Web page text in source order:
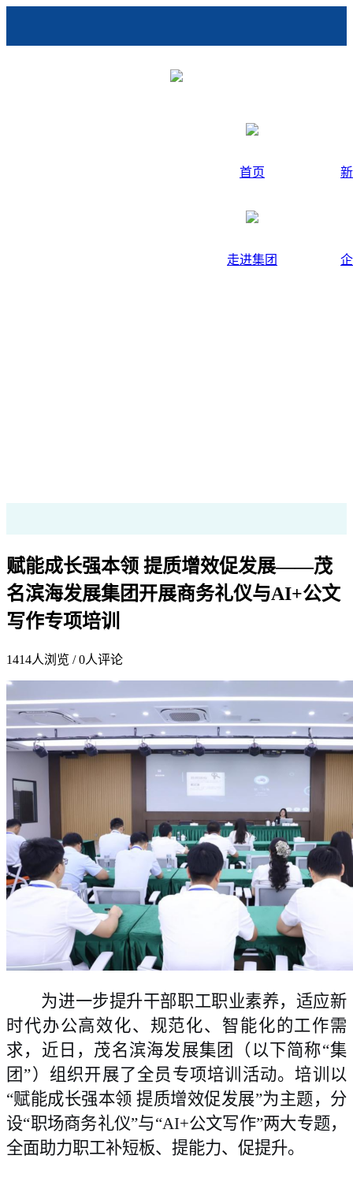
首页
走进集团
赋能成长强本领 提质增效促发展——茂
名滨海发展集团开展商务礼仪与AI+公文
写作专项培训
1414人浏览 /0人评论
为进一步提升干部职工职业素养， 适应新
时代办公高效化、规范化、智能化的工作需
求， 近日，茂名滨海发展集团（以下简称“集
团”）组织开展了全员专项培训活动。 培训以
“赋能成长强本领 提质增效促发展”为主题，分
设“职场商务礼仪”与“AI+公文写作”两大专题，
全面助力职工补短板、提能力、促提升。